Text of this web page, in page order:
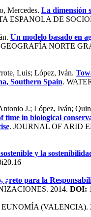
Mercedes. La dimensión
ESPANOLA DE
Un modelo basado en
NORTE
Luis; López, Iván.
Southern Spain.
J.; López, Iván;
time in biological
. JOURNAL OF ARID
y la
¿reto para la
2014. DOI:
EUNOMÍA (VALENCIA).